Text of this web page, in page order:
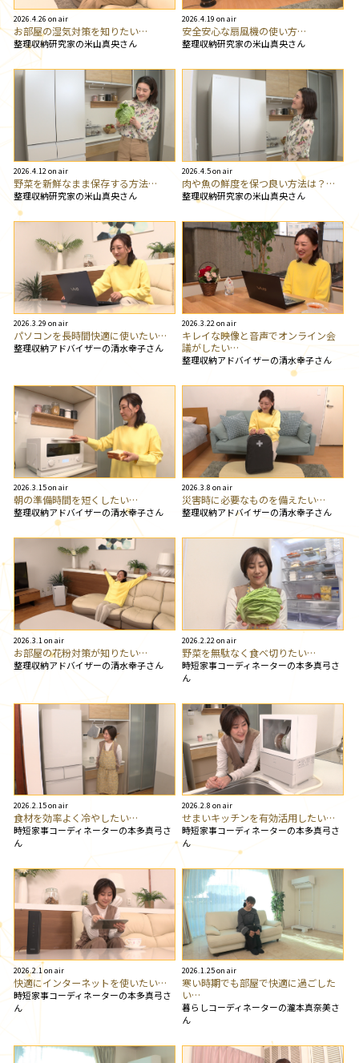
2026.4.26 on air
お部屋の湿気対策を知りたい…
整理収納研究家の米山真央さん
2026.4.19 on air
安全安心な扇風機の使い方…
整理収納研究家の米山真央さん
2026.4.12 on air
野菜を新鮮なまま保存する方法…
整理収納研究家の米山真央さん
2026.4.5 on air
肉や魚の鮮度を保つ良い方法は？…
整理収納研究家の米山真央さん
2026.3.29 on air
パソコンを長時間快適に使いたい…
整理収納アドバイザーの清水幸子さん
2026.3.22 on air
キレイな映像と音声でオンライン会
議がしたい…
整理収納アドバイザーの清水幸子さん
2026.3.15 on air
朝の準備時間を短くしたい…
整理収納アドバイザーの清水幸子さん
2026.3.8 on air
災害時に必要なものを備えたい…
整理収納アドバイザーの清水幸子さん
2026.3.1 on air
お部屋の花粉対策が知りたい…
整理収納アドバイザーの清水幸子さん
2026.2.22 on air
野菜を無駄なく食べ切りたい…
時短家事コーディネーターの本多真弓さ
ん
2026.2.15 on air
食材を効率よく冷やしたい…
時短家事コーディネーターの本多真弓さ
ん
2026.2.8 on air
せまいキッチンを有効活用したい…
時短家事コーディネーターの本多真弓さ
ん
2026.2.1 on air
快適にインターネットを使いたい…
時短家事コーディネーターの本多真弓さ
ん
2026.1.25 on air
寒い時期でも部屋で快適に過ごした
い…
暮らしコーディネーターの瀧本真奈美さ
ん